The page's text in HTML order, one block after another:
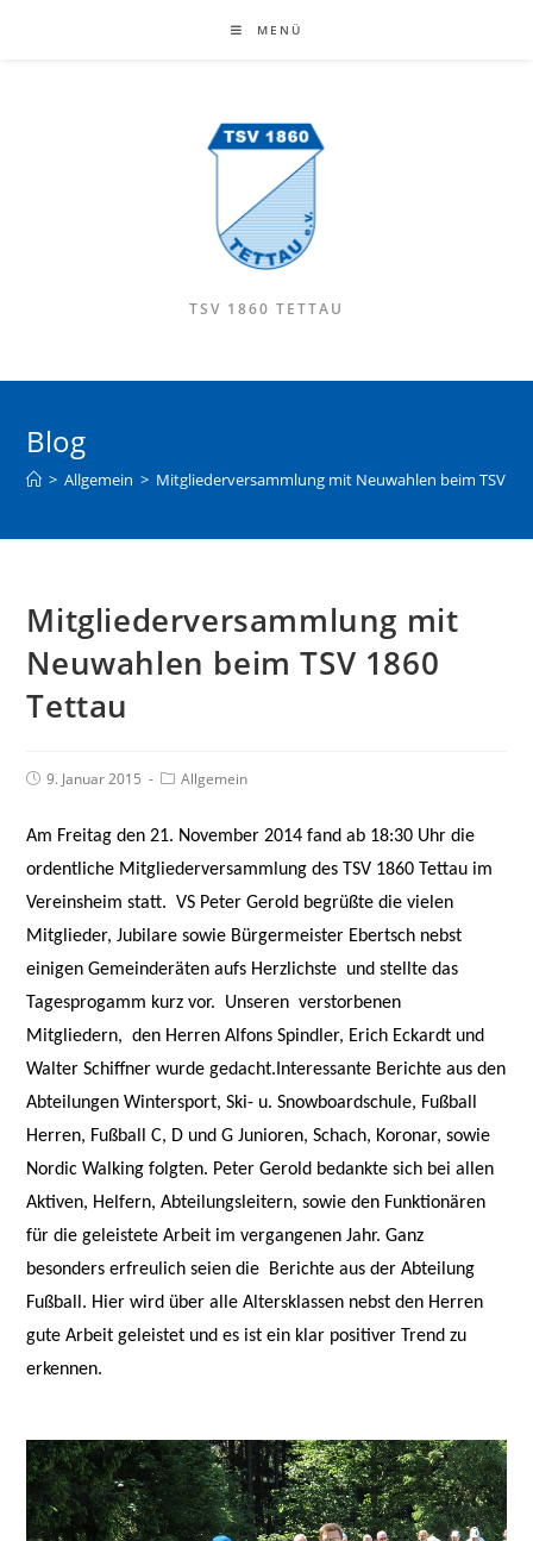
MENÜ
TSV 1860 TETTAU
Blog
> Allgemein > Mitgliederversammlung mit Neuwahlen beim TSV
Mitgliederversammlung mit
Neuwahlen beim TSV 1860
Tettau
9. Januar 2015 Allgemein
Am Freitag den 21. November 2014 fand ab 18:30 Uhr die
ordentliche Mitgliederversammlung des TSV 1860 Tettau im
Vereinsheim statt. VS Peter Gerold begrüßte die vielen
Mitglieder, Jubilare sowie Bürgermeister Ebertsch nebst
einigen Gemeinderäten aufs Herzlichste und stellte das
Tagesprogamm kurz vor.
Unseren verstorbenen
Mitgliedern, den Herren Alfons Spindler, Erich Eckardt und
Walter Schiffner wurde gedacht. Interessante Berichte aus den
Abteilungen Wintersport, Ski- u. Snowboardschule, Fußball
Herren, Fußball C, D und G Junioren, Schach, Koronar, sowie
Nordic Walking folgten. Peter Gerold bedankte sich bei allen
Aktiven, Helfern, Abteilungsleitern, sowie den Funktionären
für die geleistete Arbeit im vergangenen Jahr. Ganz
besonders erfreulich seien die
Berichte aus der Abteilung
Fußball. Hier wird über alle Altersklassen nebst den Herren
gute Arbeit geleistet und es ist ein klar positiver Trend zu
erkennen.